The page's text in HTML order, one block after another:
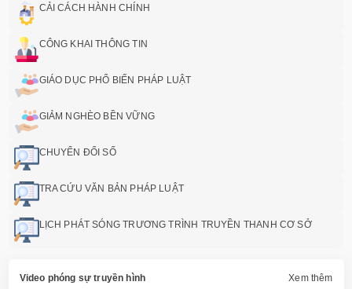
CẢI CÁCH HÀNH CHÍNH
CÔNG KHAI THÔNG TIN
GIÁO DỤC PHỔ BIẾN PHÁP LUẬT
GIẢM NGHÈO BỀN VỮNG
CHUYỂN ĐỔI SỐ
TRA CỨU VĂN BẢN PHÁP LUẬT
LỊCH PHÁT SÓNG TRƯƠNG TRÌNH TRUYỀN THANH CƠ SỞ
Video phóng sự truyền hình Xem thêm